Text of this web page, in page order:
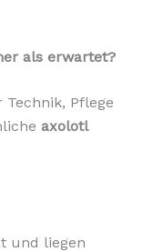
als erwartet?
Pflege
axolotl
und liegen